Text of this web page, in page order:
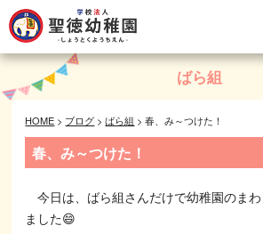
ばら組
HOME > ブログ >ばら組 >春、み～つけた！
春、み～つけた！
今日は、ばら組さんだけで幼稚園のま
ました😄